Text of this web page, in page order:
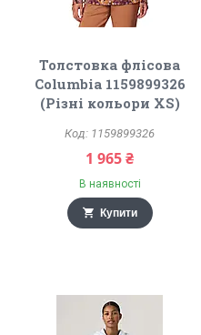
Толстовка флісова
Columbia 1159899326
(Різні кольори XS)
1159899326
1 965 ₴
В наявності
Купити